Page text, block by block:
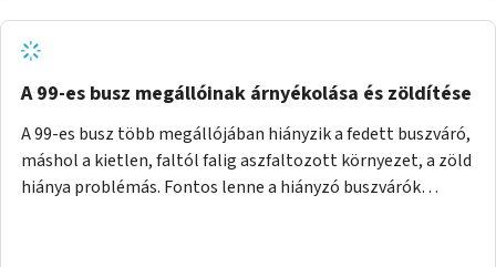
A 99-es busz megállóinak árnyékolása és zöldítése
A 99-es busz több megállójában hiányzik a fedett buszváró,
máshol a kietlen, faltól falig aszfaltozott környezet, a zöld
hiánya problémás. Fontos lenne a hiányzó buszvárók